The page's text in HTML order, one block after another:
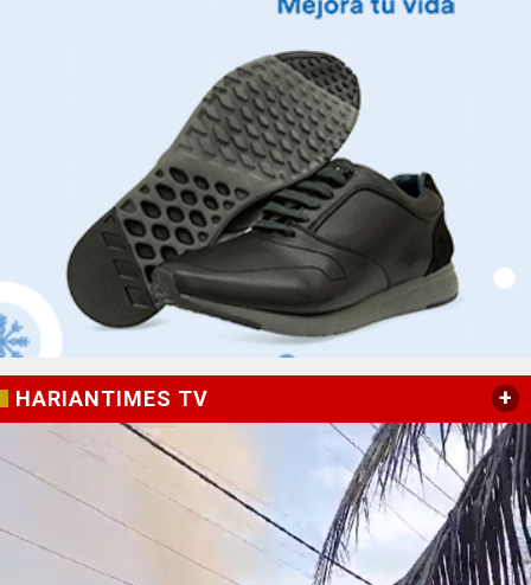
HARIANTIMES TV +